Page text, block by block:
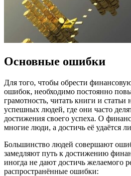
Основные ошибки
Для того, чтобы обрести
ошибок, необходимо постоянно
грамотность, читать книги и статьи
успешных людей, где они часто
достижения своего успеха. О
многие люди, а достичь её удаётся
Большинство людей совершают
замедляют путь к достижению
иногда не дают достичь желаемого
распространённые ошибки: